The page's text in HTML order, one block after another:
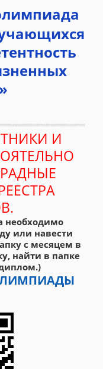
И
необходимо
или навести
с месяцем в
найти в папке